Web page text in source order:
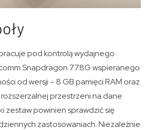
pod kontrolą wydajnego
Snapdragon 778G wspieranego
od wersji – 8 GB pamięci RAM oraz
przestrzeni na dane
zestaw powinien sprawdzić się
zastosowaniach. Niezależnie